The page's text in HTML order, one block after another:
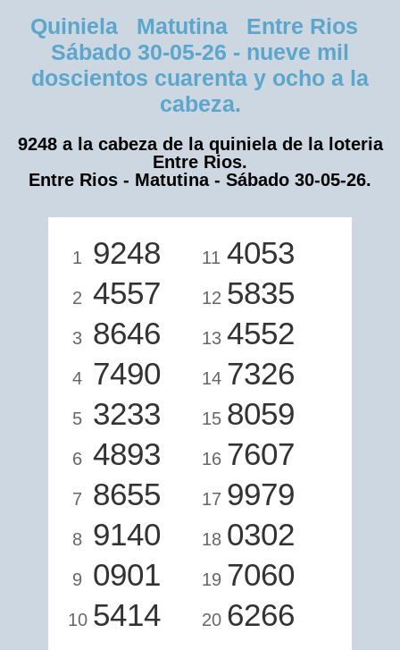
Quiniela Matutina Entre Rios
Sábado 30-05-26 - nueve mil
doscientos cuarenta y ocho a la
cabeza.
9248 a la cabeza de la quiniela de la loteria
Entre Rios.
Entre Rios - Matutina - Sábado 30-05-26.
1 9248
2 4557
3 8646
4 7490
5 3233
6 4893
7 8655
8 9140
9 0901
10 5414
11 4053
12 5835
13 4552
14 7326
15 8059
16 7607
17 9979
18 0302
19 7060
20 6266